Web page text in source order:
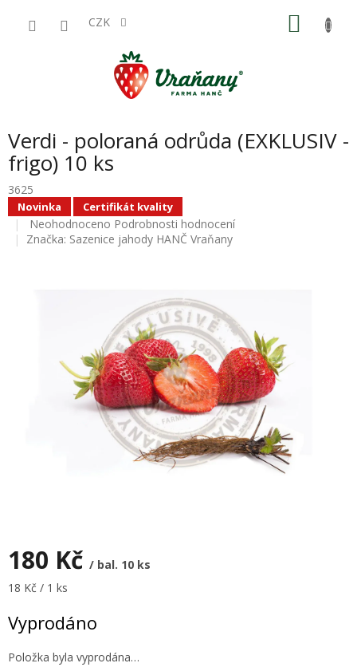
CZK
Verdi - poloraná odrůda (EXKLUSIV -
frigo) 10 ks
3625
Novinka Certifikát kvality
Průměrné
hodnocení
Neohodnoceno Podrobnosti hodnocení
Značka: Sazenice jahody HANČ Vraňany
180 Kč / bal. 10 ks
Měrná
18 Kč / 1 ks
Vyprodáno
Položka byla vyprodána…